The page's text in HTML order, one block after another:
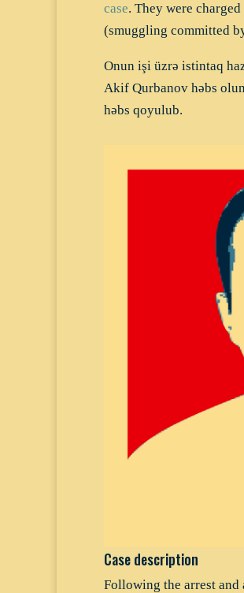
case. They were
(smuggling committed
Onun işi üzrə istintaq
Akif Qurbanov həbs
həbs qoyulub.
Case description
Following the arrest